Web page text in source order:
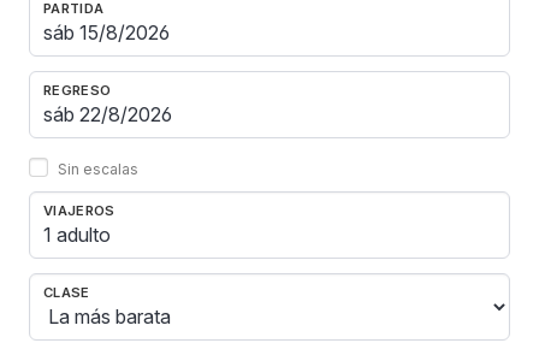
PARTIDA
REGRESO
Sin escalas
VIAJEROS
1 adulto
CLASE